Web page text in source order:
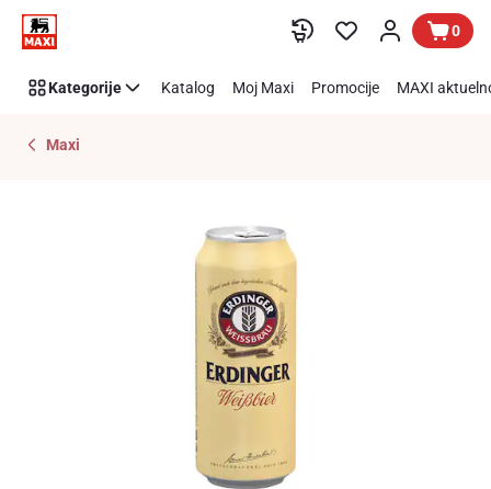
Preskoči link 0
Kategorije Katalog Moj Maxi Promocije MAXI
Maxi